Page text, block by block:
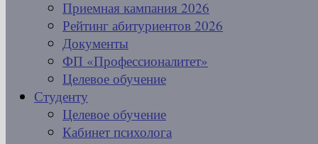
Приемная кампания 2026
Рейтинг абитуриентов 2026
Документы
ФП «Профессионалитет»
Целевое обучение
Студенту
Целевое обучение
Кабинет психолога